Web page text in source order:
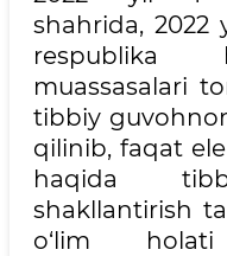
shahrida, 2022
respublika
muassasalari
tibbiy
qilinib, faqat
haqida
shakllantirish
o‘lim